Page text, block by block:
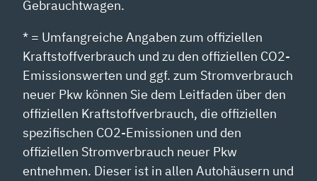
Gebrauchtwagen.
* = Umfangreiche Angaben zum offiziellen
Kraftstoffverbrauch und zu den offiziellen CO2-
Emissionswerten und ggf. zum Stromverbrauch
neuer Pkw können Sie dem Leitfaden über den
offiziellen Kraftstoffverbrauch, die offiziellen
spezifischen CO2-Emissionen und den
offiziellen Stromverbrauch neuer Pkw
entnehmen. Dieser ist in allen Autohäusern und